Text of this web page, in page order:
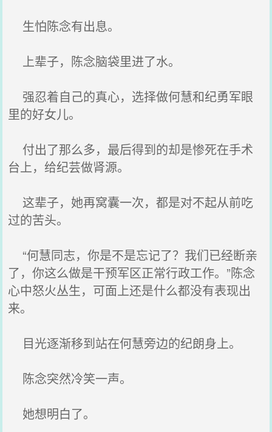
生怕陈念有出息。
上辈子，陈念脑袋里进了水。
强忍着自己的真心，选择做何慧和纪勇军眼
里的好女儿。
付出了那么多，最后得到的却是惨死在手术
台上，给纪芸做肾源。
这辈子，她再窝囊一次，都是对不起从前吃
过的苦头。
“何慧同志，你是不是忘记了？我们已经断亲
了，你这么做是干预军区正常行政工作。”陈念
心中怒火丛生，可面上还是什么都没有表现出
来。
目光逐渐移到站在何慧旁边的纪朗身上。
陈念突然冷笑一声。
她想明白了。